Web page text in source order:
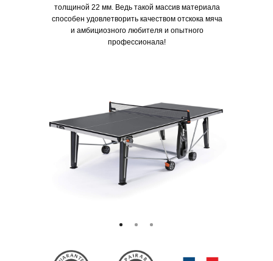
толщиной 22 мм. Ведь такой массив материала
способен удовлетворить качеством отскока мяча
и амбициозного любителя и опытного
профессионала!